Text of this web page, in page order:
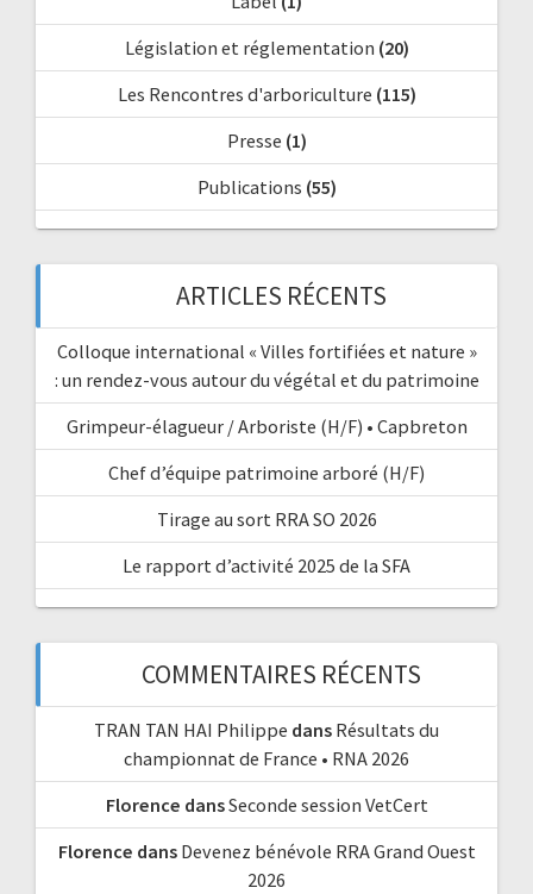
Législation et réglementation (20)
Les Rencontres d'arboriculture (115)
Presse (1)
Publications (55)
ARTICLES RÉCENTS
Colloque international « Villes fortifiées et nature »
: un rendez-vous autour du végétal et du patrimoine
Grimpeur-élagueur / Arboriste (H/F) • Capbreton
Chef d’équipe patrimoine arboré (H/F)
Tirage au sort RRA SO 2026
Le rapport d’activité 2025 de la SFA
COMMENTAIRES RÉCENTS
TRAN TAN HAI Philippe dans Résultats du
championnat de France • RNA 2026
Florence dansSeconde session VetCert
Florence dans Devenez bénévole RRA Grand Ouest
2026